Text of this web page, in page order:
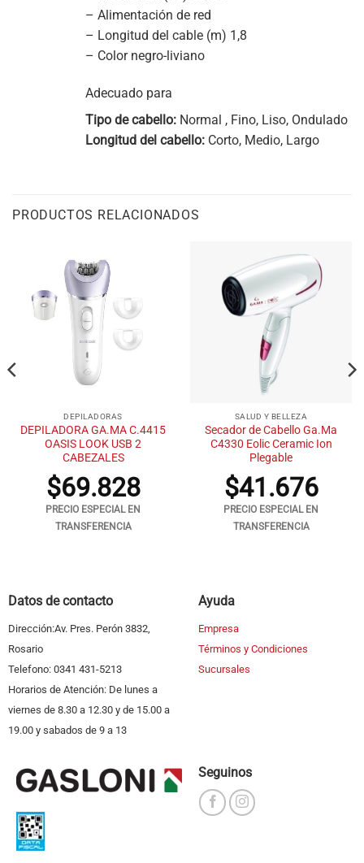
– Alimentación de red
– Longitud del cable (m) 1,8
– Color negro-liviano
Adecuado para
Tipo de cabello: Normal , Fino, Liso, Ondulado
Longitud del cabello: Corto, Medio, Largo
PRODUCTOS RELACIONADOS
DEPILADORAS
DEPILADORA GA.MA C.4415
OASIS LOOK USB 2
CABEZALES
$69.828
PRECIO ESPECIAL EN
TRANSFERENCIA
SALUD Y BELLEZA
Secador de Cabello Ga.Ma
C4330 Eolic Ceramic Ion
Plegable
$41.676
PRECIO ESPECIAL EN
TRANSFERENCIA
Datos de contacto
Dirección:Av. Pres. Perón 3832,
Rosario
Telefono: 0341 431-5213
Horarios de Atención: De lunes a
viernes de 8.30 a 12.30 y de 15.00 a
19.00 y sabados de 9 a 13
Ayuda
Empresa
Términos y Condiciones
Sucursales
Seguinos